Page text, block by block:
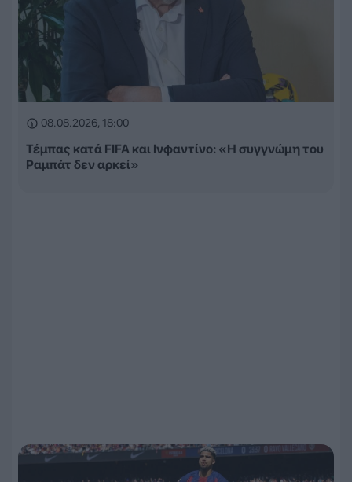
08.08.2026, 18:00
Τέμπας κατά FIFA και Ινφαντίνο: «Η συγγνώμη του
Ραμπάτ δεν αρκεί»